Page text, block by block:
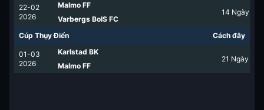
22-02
2026
Malmo FF
Varbergs BoIS FC
14 Ngày
Cúp Thụy Điển Cách đây
01-03
2026
Karlstad BK
Malmo FF
21 Ngày